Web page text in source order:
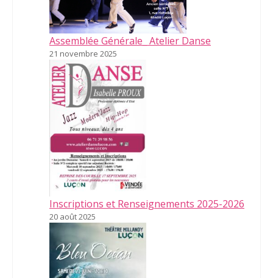
Assemblée Générale_ Atelier Danse
21 novembre 2025
Inscriptions et Renseignements 2025-2026
20 août 2025